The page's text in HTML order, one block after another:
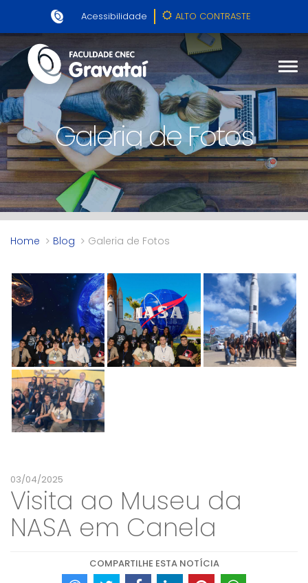
Acessibilidade ALTO CONTRASTE
Galeria de Fotos
Home Blog Galeria de Fotos
03/04/2025
Visita ao Museu da
NASA em Canela
COMPARTILHE ESTA NOTÍCIA